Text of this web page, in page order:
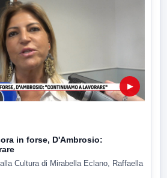
▶
in forse, D'Ambrosio:
Cultura di Mirabella Eclano, Raffaella